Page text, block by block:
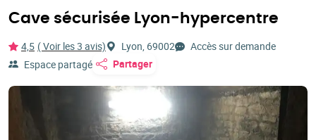
Cave sécurisée Lyon-hypercentre
4,5 ( Voir les 3 avis) Lyon, 69002
Accès sur demande
Espace partagé
Partager